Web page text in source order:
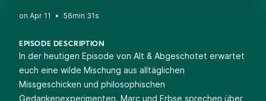
• 56min 31s
EPISODE DESCRIPTION
In der heutigen Episode von Alt & Abgeschotet erwartet
euch eine wilde Mischung aus alltäglichen
Missgeschicken und philosophischen
Gedankenexperimenten. Marc und Erbse sprechen über